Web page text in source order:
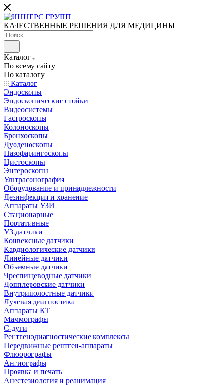
КАЧЕСТВЕННЫЕ РЕШЕНИЯ ДЛЯ МЕДИЦИНЫ
Каталог
По всему сайту
По каталогу
Каталог
Эндоскопы
Эндоскопические стойки
Видеосистемы
Гастроскопы
Колоноскопы
Бронхоскопы
Дуоденоскопы
Назофарингоскопы
Цистоскопы
Энтероскопы
Ультрасонография
Оборудование и принадлежности
Дезинфекция и хранение
Аппараты УЗИ
Стационарные
Портативные
УЗ-датчики
Конвексные датчики
Кардиологические датчики
Линейные датчики
Объемные датчики
Чреспищеводные датчики
Допплеровские датчики
Внутриполостные датчики
Лучевая диагностика
Аппараты КТ
Маммографы
С-дуги
Рентгенодиагностические комплексы
Передвижные рентген-аппараты
Флюорографы
Ангиографы
Проявка и печать
Анестезиология и реанимация